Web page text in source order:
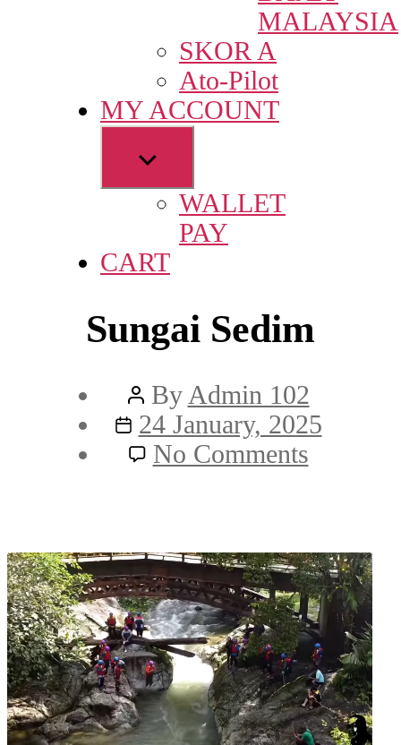
MALAYSIA
SKOR A
Ato-Pilot
MY ACCOUNT
Show
sub
menuWALLET
PAY
CART
Sungai Sedim
Post
author
By Admin 102
Post
date
24 January, 2025
No Commentson